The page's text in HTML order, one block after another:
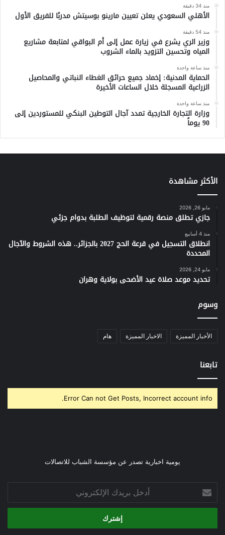
منذ 34 دقيقة
الأهلي السعودي يعلن تعيين مارينو بوسيتش مدربًا للفريق الأول
منذ 54 دقيقة
وزير الري يشرع في زيارة عمل إلى أم البواقي لمتابعة مشاريع
المياه وتحسين التزويد بالماء الشروب
منذ ساعة واحدة
الحماية المدنية: إخماد جميع حرائق الغطاء النباتي والمحاصيل
الزراعية المسجلة خلال الساعات الأخيرة
منذ ساعة واحدة
وزارة التجارة الخارجية تمدد آجال التوطين البنكي للمستوردين إلى
90 يوماً
الأكثر مشاهدة
مايو 26, 2026
جازي تطلق منصة رقمية لتوظيف الطلبة بدوام جزئي
منذ 4 أسابيع
انطلاق التسجيل في قرعة الحج 2027 بالجزائر.. هذه الشروط والآجال
المحددة
مايو 24, 2026
تحديد موعد صلاة عيد الأضحى بولاية وهران
وسوم
الأخبار المميزة الاخبار المميزة هام
تابعنا
Error Can not Get Posts, Incorrect account info.
يومية اخبارية تصدر عن مؤسسة الشباب للاتصالات
بريدك
الإلكتروني